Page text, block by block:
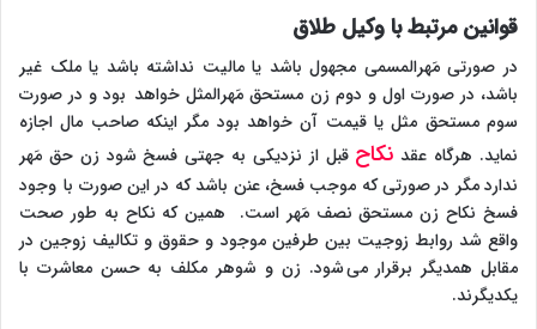
قوانین مرتبط با وکیل طلاق
در صورتی مَهرالمسمی مجهول باشد یا مالیت نداشته باشد یا ملک غیر
باشد، در صورت اول و دوم زن مستحق مَهرالمثل خواهد بود و در صورت
سوم مستحق مثل یا قیمت آن خواهد بود مگر اینکه صاحب مال اجازه
نماید. هرگاه عقد نکاح قبل از نزدیکی به جهتی فسخ شود زن حق مَهر
ندارد مگر در صورتی که موجب فسخ، عنن باشد که در این صورت با وجود
فسخ نکاح زن مستحق نصف مَهر است. همین که نکاح به طور صحت
واقع شد روابط زوجیت بین طرفین موجود و حقوق و تکالیف زوجین در
مقابل همدیگر برقرار می شود. زن و شوهر مکلف به حسن معاشرت با
یکدیگرند.